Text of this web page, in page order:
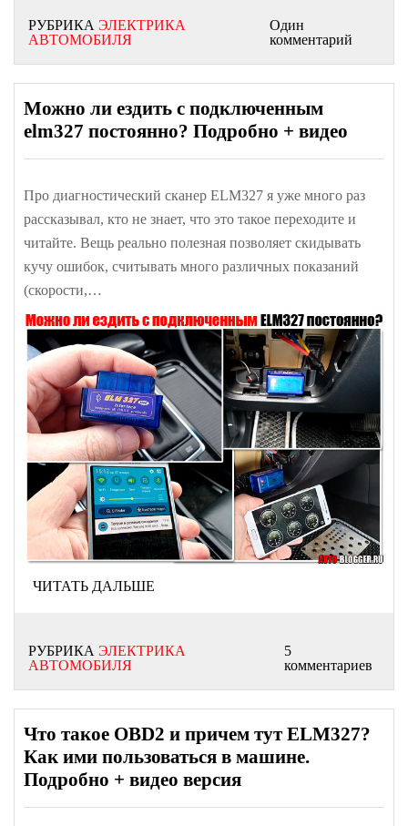
РУБРИКА ЭЛЕКТРИКА
АВТОМОБИЛЯ
Один
комментарий
Можно ли ездить с подключенным
elm327 постоянно? Подробно + видео
Про диагностический сканер ELM327 я уже много раз
рассказывал, кто не знает, что это такое переходите и
читайте. Вещь реально полезная позволяет скидывать
кучу ошибок, считывать много различных показаний
(скорости,…
ЧИТАТЬ ДАЛЬШЕ
РУБРИКА ЭЛЕКТРИКА
АВТОМОБИЛЯ
5
комментариев
Что такое OBD2 и причем тут ELM327?
Как ими пользоваться в машине.
Подробно + видео версия